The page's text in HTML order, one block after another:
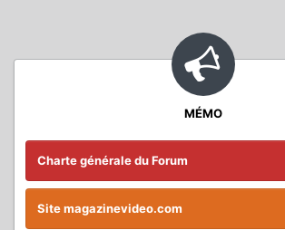
MÉMO
Charte générale du Forum
Site magazinevideo.com